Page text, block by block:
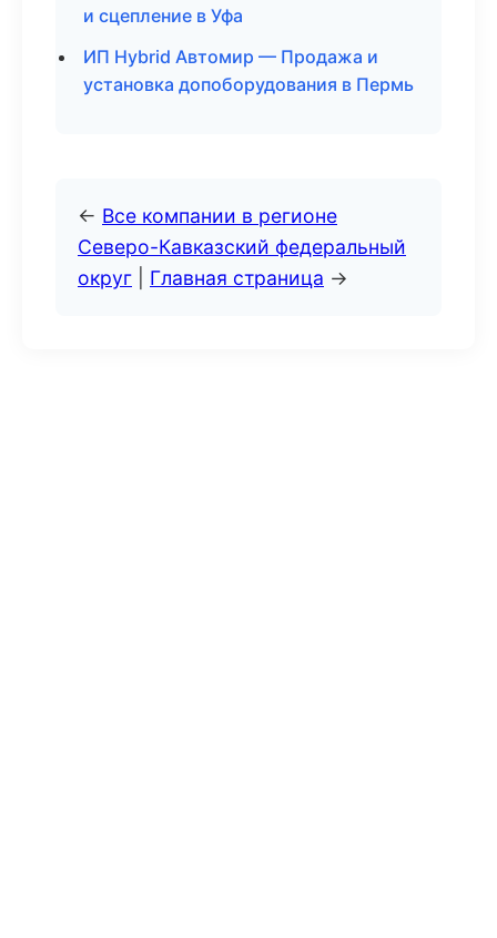
и сцепление в Уфа
ИП Hybrid Автомир — Продажа и
установка допоборудования в Пермь
← Все компании в регионе
Северо-Кавказский федеральный
округ
Главная страница →